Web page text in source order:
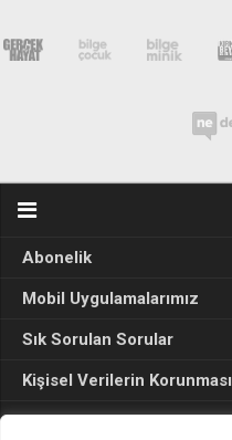
Abonelik
Mobil Uygulamalarımız
Sık Sorulan Sorular
Kişisel Verilerin Korunması
Seçim Sonuçları 2024